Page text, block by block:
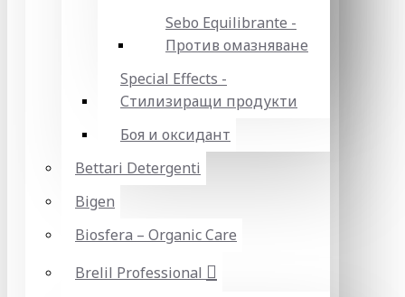
Sebo Equilibrante -
Против омазняване
Special Effects -
Стилизиращи продукти
Боя и оксидант
Bettari Detergenti
Bigen
Biosfera – Organic Care
Brelil Professional